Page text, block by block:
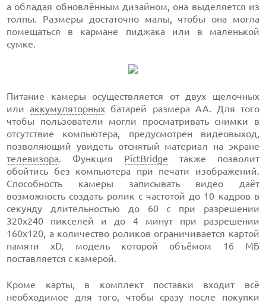
а обладая обновлённым дизайном, она выделяется из
толпы. Размеры достаточно малы, чтобы она могла
помещаться в кармане пиджака или в маленькой
сумке.
Питание камеры осуществляется от двух щелочных
илиаккумуляторных батарей размера АА. Для того
чтобы пользователи могли просматривать снимки в
отсутствие компьютера, предусмотрен видеовыход,
позволяющий увидеть отснятый материал на экране
телевизора. Функция PictBridge также позволит
обойтись без компьютера при печати изображений.
Способность камеры записывать видео даёт
возможность создать ролик с частотой до 10 кадров в
секунду длительностью до 60 с при разрешении
320х240 пикселей и до 4 минут при разрешении
160х120, а количество роликов ограничивается картой
памяти xD, модель которой объёмом 16 МБ
поставляется с камерой.
Кроме карты, в комплект поставки входит всё
необходимое для того, чтобы сразу после покупки